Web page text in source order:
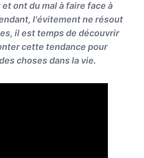
ont du mal à faire face à
l'évitement ne résout
il est temps de découvrir
cette tendance pour
choses dans la vie.